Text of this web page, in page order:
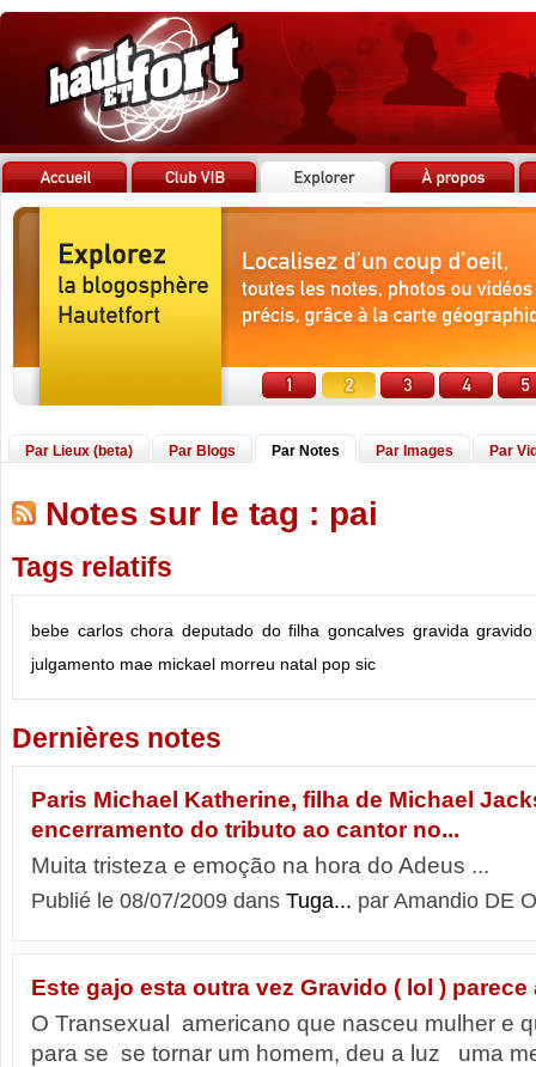
Par Lieux (beta) Par Blogs Par Notes Par Images Par
Notes sur le tag : pai
Tags relatifs
bebe carlos chora deputado do filha goncalves gravida gravido
julgamento mae mickael morreu natal pop sic
Dernières notes
Paris Michael Katherine, filha de Michael
encerramento do tributo ao cantor no...
Muita tristeza e emoção na hora do Adeus ...
Publié le 08/07/2009 dans Tuga... par Amandio DE
Este gajo esta outra vez Gravido ( lol ) parece
O Transexual americano que nasceu mulher e
para se se tornar um homem, deu a luz uma